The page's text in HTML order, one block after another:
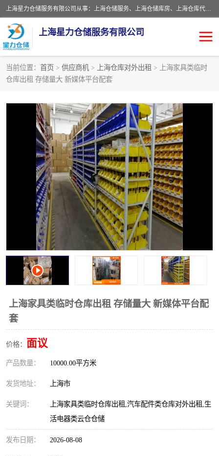
上海星力仓储服务有限公司从事：上海仓储服务、上海仓储库房、上海仓库代运营、上海仓库对外出租、上海仓库外包、上海三方仓储、上海电商仓储代发、上海电商代发货仓库、上海托管仓库、上海仓储配送。上海星力仓储服务有限公司现在拥有100个分仓、10万余平方的标准库房，精炼员工几百名，与几千家客户合作，公司已跻身上海仓储行业前列。欢迎来电咨询！
上海星力仓储服务有限公司
当前位置： 首页 > 供应商机 > 上海仓库对外出租 > 上海家具类临时
仓库出租 存储量大 新媒体平台配套
上海家具类临时仓库出租 存储量大 新媒体平台配
套
价格： 面议
产品数量： 10000.00平方米
发货地址： 上海市
关键词：
上海家具类临时仓库出租,汽车配件类仓库对外出租,生
活电器类云仓仓储
发布日期： 2026-08-08
上海仓库对外出租
上海仓储配送 上海仓库外包
上海仓库代运营 上海托管仓库
上海第三方仓储 上海仓储服务
上海电商代发货仓库
上海托管仓库